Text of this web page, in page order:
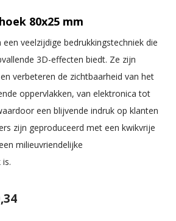
80x25 mm
veelzijdige bedrukkingstechniek die
3D-effecten biedt. Ze zijn
verbeteren de zichtbaarheid van het
oppervlakken, van elektronica tot
een blijvende indruk op klanten
zijn geproduceerd met een kwikvrije
milieuvriendelijke